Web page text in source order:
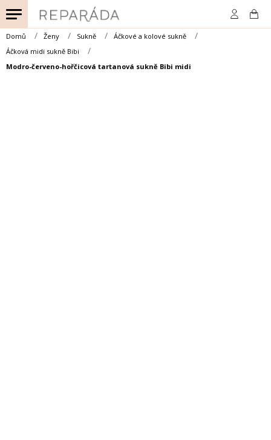
na
obsah
Domů Ženy Sukně
Áčkové a kolové sukně
Áčková midi sukně Bibi
Modro-červeno-hořčicová tartanová sukně Bibi midi